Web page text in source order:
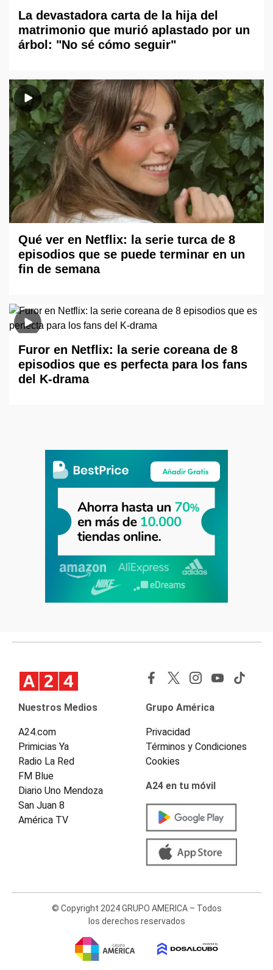
La devastadora carta de la hija del
matrimonio que murió aplastado por un
árbol: "No sé cómo seguir"
Qué ver en Netflix: la serie turca de 8
episodios que se puede terminar en un
fin de semana
Furor en Netflix: la serie coreana de 8
episodios que es perfecta para los fans
del K-drama
Nuestros Medios
A24.com
Primicias Ya
Radio La Red
FM Blue
Diario Uno Mendoza
San Juan 8
América TV
Grupo América
Privacidad
Términos y Condiciones
Cookies
A24 en tu móvil
© Copyright 2024 GRUPO AMERICA – Todos
los derechos reservados